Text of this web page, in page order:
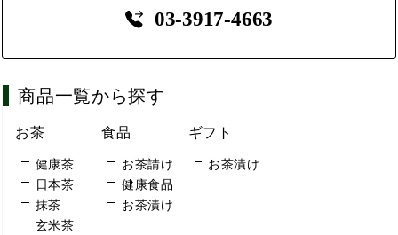
03-3917-4663
商品一覧から探す
お茶
健康茶
日本茶
抹茶
玄米茶
食品
お茶請け
健康食品
お茶漬け
ギフト
お茶漬け